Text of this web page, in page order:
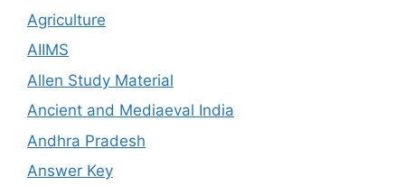
Agriculture
AIIMS
Allen Study Material
Ancient and Mediaeval India
Andhra Pradesh
Answer Key